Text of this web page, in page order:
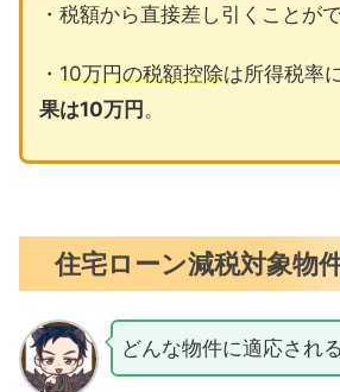
・税額から直接差し引くことが
・ 10万円の税額控除は所得税率
果は10万円 。
住宅ローン減税対象物
どんな物件に適応され